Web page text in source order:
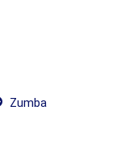
Zumba